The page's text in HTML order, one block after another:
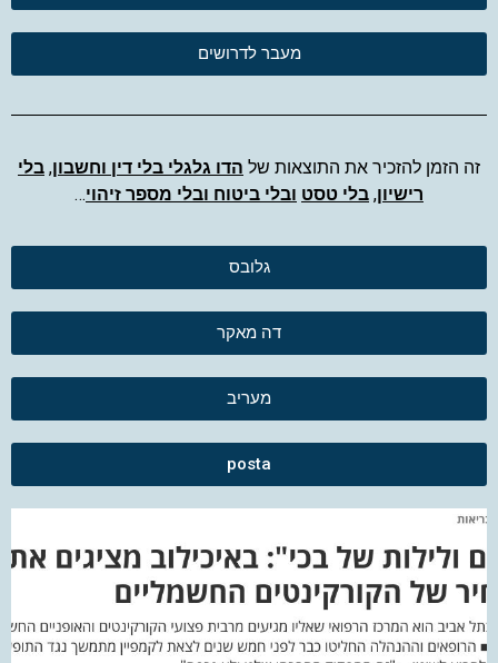
מעבר לדרושים
זה הזמן להזכיר את התוצאות של הדו גלגלי בלי דין וחשבון, בלי
רישיון, בלי טסט ובלי ביטוח ובלי מספר זיהוי…
גלובס
דה מאקר
מעריב
posta